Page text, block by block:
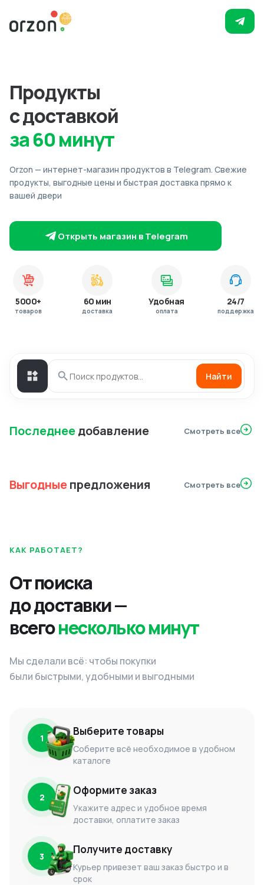
Продукты
с доставкой
за 60 минут
Orzon — интернет-магазин продуктов в Telegram. Свежие
продукты, выгодные цены и быстрая доставка прямо к
вашей двери
Открыть магазин в Telegram
5000+
товаров
60 мин
доставка
Удобная
оплата
24/7
поддержка
Найти
Последнеедобавление Смотреть все
Выгодныепредложения Смотреть все
КАК РАБОТАЕТ?
От поиска
до доставки —
всегонесколько минут
Мы сделали всё: чтобы покупки
были быстрыми, удобными и выгодными
1 Выберите товары
Соберите всё необходимое в удобном
каталоге
2 Оформите заказ
Укажите адрес и удобное время
доставки, оплатите заказ
3 Получите доставку
Курьер привезет ваш заказ быстро и в
срок